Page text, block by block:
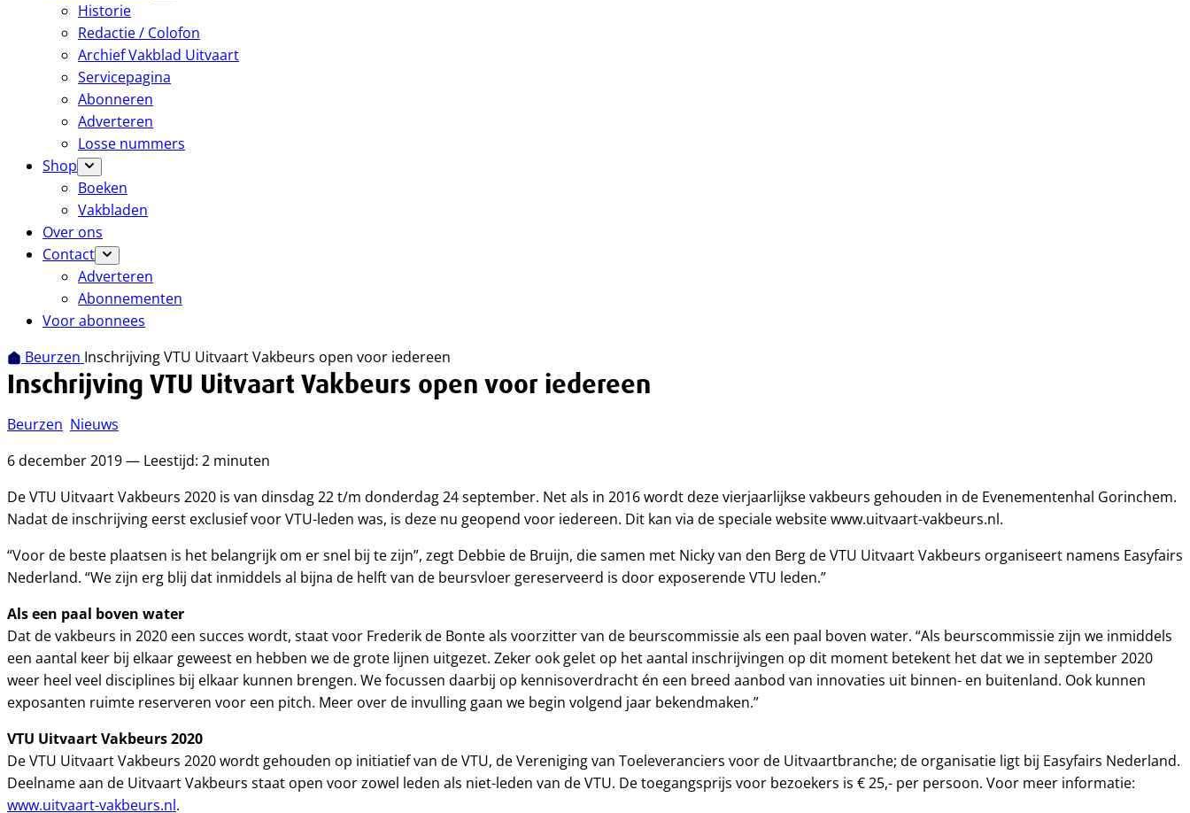
Historie
Redactie / Colofon
Archief Vakblad Uitvaart
Servicepagina
Abonneren
Adverteren
Losse nummers
Shop
Boeken
Vakbladen
Over ons
Contact
Adverteren
Abonnementen
Voor abonnees
Beurzen Inschrijving VTU Uitvaart Vakbeurs open voor iedereen
Inschrijving VTU Uitvaart Vakbeurs open voor iedereen
Beurzen Nieuws
6 december 2019 — Leestijd: 2 minuten
De VTU Uitvaart Vakbeurs 2020 is van dinsdag 22 t/m donderdag 24 september. Net als in 2016 wordt deze vierjaarlijkse vakbeurs gehouden in de Evenementenhal Gorinchem.
Nadat de inschrijving eerst exclusief voor VTU-leden was, is deze nu geopend voor iedereen. Dit kan via de speciale website www.uitvaart-vakbeurs.nl.
“Voor de beste plaatsen is het belangrijk om er snel bij te zijn”, zegt Debbie de Bruijn, die samen met Nicky van den Berg de VTU Uitvaart Vakbeurs organiseert namens Easyfairs
Nederland. “We zijn erg blij dat inmiddels al bijna de helft van de beursvloer gereserveerd is door exposerende VTU leden.”
Als een paal boven water
Dat de vakbeurs in 2020 een succes wordt, staat voor Frederik de Bonte als voorzitter van de beurscommissie als een paal boven water. “Als beurscommissie zijn we inmiddels
een aantal keer bij elkaar geweest en hebben we de grote lijnen uitgezet. Zeker ook gelet op het aantal inschrijvingen op dit moment betekent het dat we in september 2020
weer heel veel disciplines bij elkaar kunnen brengen. We focussen daarbij op kennisoverdracht én een breed aanbod van innovaties uit binnen- en buitenland. Ook kunnen
exposanten ruimte reserveren voor een pitch. Meer over de invulling gaan we begin volgend jaar bekendmaken.”
VTU Uitvaart Vakbeurs 2020
De VTU Uitvaart Vakbeurs 2020 wordt gehouden op initiatief van de VTU, de Vereniging van Toeleveranciers voor de Uitvaartbranche; de organisatie ligt bij Easyfairs Nederland.
Deelname aan de Uitvaart Vakbeurs staat open voor zowel leden als niet-leden van de VTU. De toegangsprijs voor bezoekers is € 25,- per persoon. Voor meer informatie:
www.uitvaart-vakbeurs.nl.